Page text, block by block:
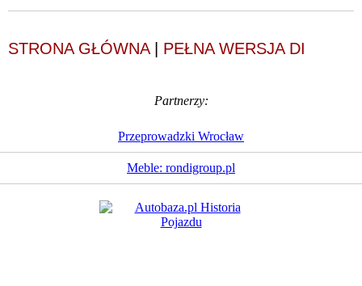
STRONA GŁÓWNA| PEŁNA WERSJA DI
Partnerzy:
Przeprowadzki Wrocław
Meble: rondigroup.pl